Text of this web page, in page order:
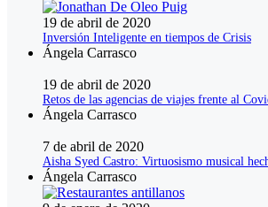
19 de abril de 2020
Inversión Inteligente en tiempos de Crisis
Ángela Carrasco
19 de abril de 2020
Retos de las agencias de viajes frente al
Ángela Carrasco
7 de abril de 2020
Aisha Syed Castro: Virtuosismo musical
Ángela Carrasco